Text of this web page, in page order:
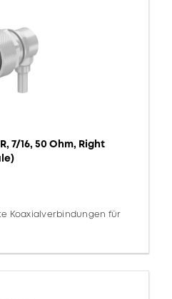
7/16, 50 Ohm, Right
Koaxialverbindungen für